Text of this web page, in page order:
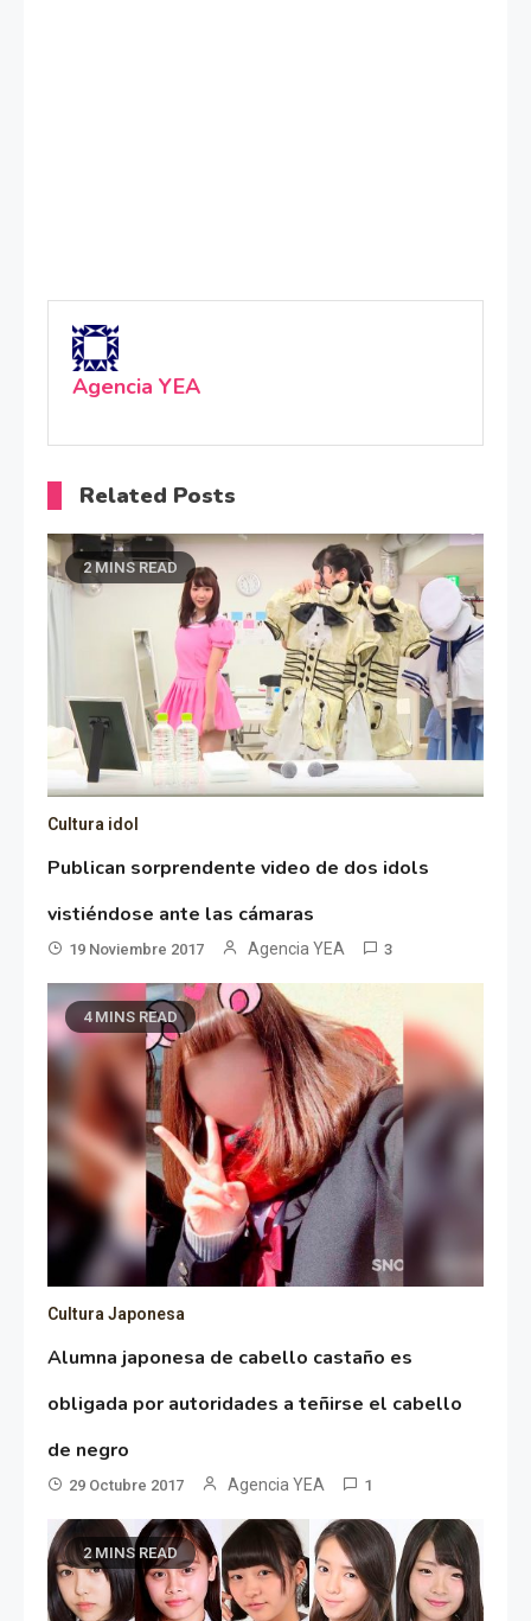
Agencia YEA
Related Posts
2 MINS READ
Cultura idol
Publican sorprendente video de dos idols
vistiéndose ante las cámaras
19 Noviembre 2017 Agencia YEA 3
4 MINS READ
Cultura Japonesa
Alumna japonesa de cabello castaño es
obligada por autoridades a teñirse el cabello
de negro
29 Octubre 2017 Agencia YEA 1
2 MINS READ